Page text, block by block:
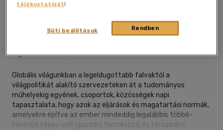
Kívánságlistához adom
ragasztókötött|441 oldal
Globális világunkban a legeldugottabb falvaktól a
világpolitikát alakító szervezeteken át a tudományos
műhelyekig egyének, csoportok, közösségek napi
tapasztalata, hogy azok az eljárások és magatartási normák,
amelyekre építve az ember mindeddig legalábbis többé-
kevésbé képes volt igazodni természeti és társadalmi
tájékoztatóját!
Rendben
Süti beállítások